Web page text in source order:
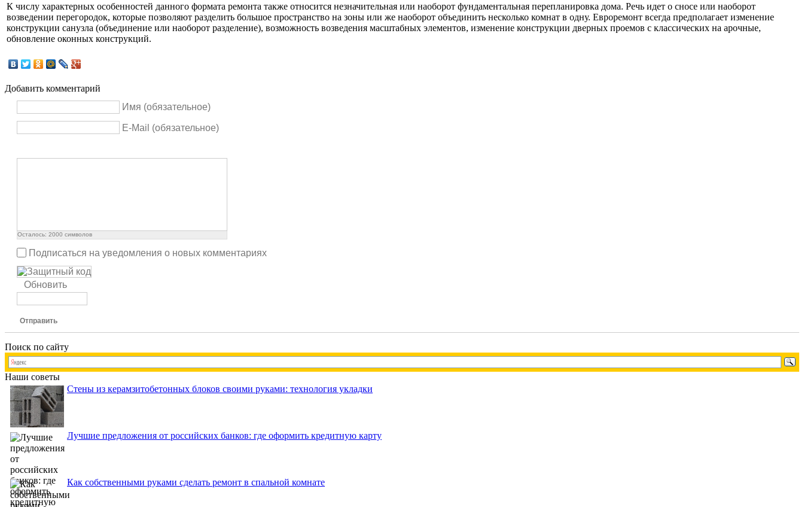
К числу характерных особенностей данного формата ремонта также относится незначительная или наоборот фундаментальная перепланировка дома. Речь идет о сносе или наоборот
возведении перегородок, которые позволяют разделить большое пространство на зоны или же наоборот объединить несколько комнат в одну. Евроремонт всегда предполагает изменение
конструкции санузла (объединение или наоборот разделение), возможность возведения масштабных элементов, изменение конструкции дверных проемов с классических на арочные,
обновление оконных конструкций.
Добавить комментарий
Имя (обязательное)
E-Mail (обязательное)
Осталось: 2000 символов
Подписаться на уведомления о новых комментариях
Обновить
Отправить
Поиск по сайту
Наши советы
Стены из керамзитобетонных блоков своими руками: технология укладки
Лучшие предложения от российских банков: где оформить кредитную карту
Как собственными руками сделать ремонт в спальной комнате